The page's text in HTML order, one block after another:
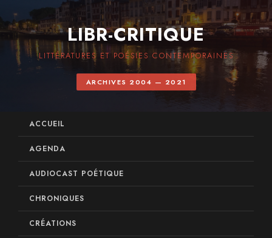
LIBR-CRITIQUE
LITTÉRATURES ET POÉSIES CONTEMPORAINES
ARCHIVES 2004 — 2021
ACCUEIL
AGENDA
AUDIOCAST POÉTIQUE
CHRONIQUES
CRÉATIONS